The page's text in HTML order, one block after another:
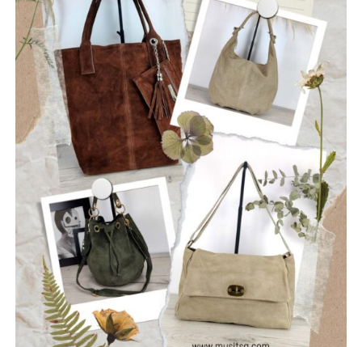
συγκρότημα που ιδρύθηκε τον Ιούλιο του 2025, με έδρα
την Ναύπακτο. Το όνομά τους αντικατοπτρίζει τη
φιλοσοφία τους: να ραγίσουν τις βεβαιότητες, να σπάσουν
τη σιωπή και να αφήσουν το φως να περάσει μέσα από τις
ρωγμές της καθημερινότητας. Με ήχο που ισορροπεί
ανάμεσα στο εναλλακτικό ροκ, τον ελληνικό στίχο και την
ωμή ενέργεια της σκηνής, οι Ρωγμές δημιουργούν
μουσική που μιλά για την κοινωνία, τις εσωτερικές μάχες
και την ανάγκη για αλήθεια.
Μέλη του συγκροτήματος: Ανδρεόπουλος Αντώνης –
Φωνή & Κιθάρα, Σαράντης Δημήτρης – Κιθάρα, Νικολάου
Θωμάς – Μπάσο, Μηλιώνης Γρηγόρης – Τύμπανα.